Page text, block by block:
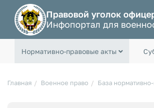
Правовой уголок
Инфопортал для
Нормативно-правовые акты
Главная Военное право База